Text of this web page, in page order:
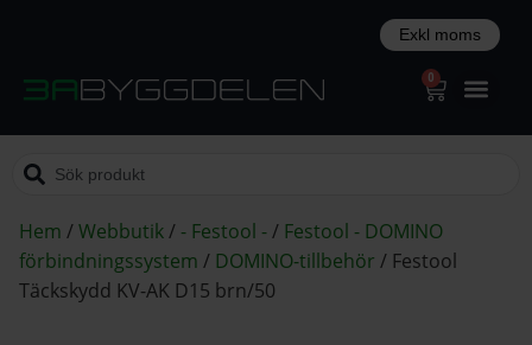
0
Hem /Webbutik/ - Festool -/ Festool - DOMINO
förbindningssystem / DOMINO-tillbehör / Festool
Täckskydd KV-AK D15 brn/50